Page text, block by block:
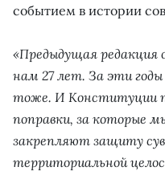
событием в истории
«Предыдущая редакция
нам 27 лет. За эти
тоже. И Конституции
поправки, за которые
закрепляют защиту
территориальной